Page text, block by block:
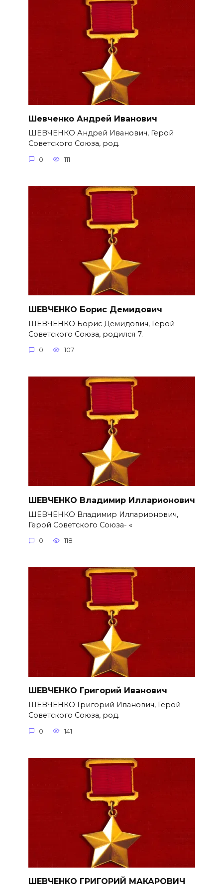
Шевченко Андрей Иванович
ШЕВЧЕНКО Андрей Иванович, Герой
Советского Союза, род.
0 111
ШЕВЧЕНКО Борис Демидович
ШЕВЧЕНКО Борис Демидович, Герой
Советского Союза, родился 7.
0 107
ШЕВЧЕНКО Владимир Илларионович
ШЕВЧЕНКО Владимир Илларионович,
Герой Советского Союза- «
0 118
ШЕВЧЕНКО Григорий Иванович
ШЕВЧЕНКО Григорий Иванович, Герой
Советского Союза, род.
0 141
ШЕВЧЕНКО ГРИГОРИЙ МАКАРОВИЧ